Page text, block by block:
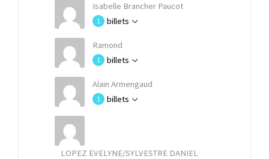
Isabelle Brancher Paucot
1 billets
Ramond
1 billets
Alain Armengaud
1 billets
LOPEZ EVELYNE/SYLVESTRE DANIEL